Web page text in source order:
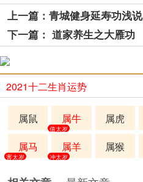
上一篇：青城健身延寿功浅说
下一篇： 道家养生之大雁功
2021十二生肖运势
属鼠 属牛
值太岁
属虎
属马
害太岁
属羊
冲太岁
属猴